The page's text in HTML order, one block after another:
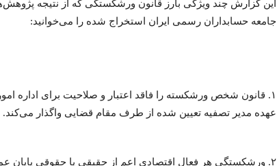
این گزارش چند ویژگی بارز قانون ورشکستگی که از نتیجه
جامعه حسابداران رسمی ایران استخراج شده را می‌خوانید:
۱. قانون شخص ورشکسته را فاقد اعتبار و صلاحیت برای اداره
عهده مدیر تصفیه تعیین شده از طرف مقام قضایی واگذار می‌کند.
۲. ورشکستگی هر فعال اقتصادی اعم از حقیقی یا حقوقی پایان